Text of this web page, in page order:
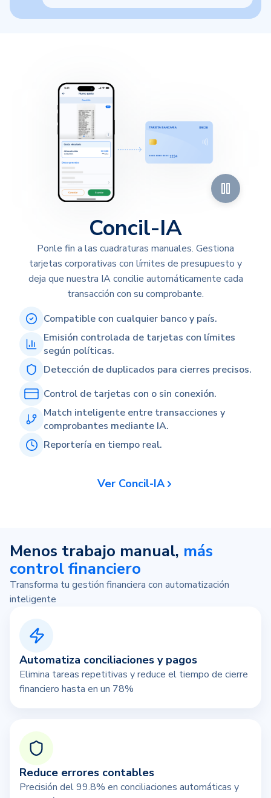
Concil-IA
Ponle fin a las cuadraturas manuales. Gestiona
tarjetas corporativas con límites de presupuesto y
deja que nuestra IA concilie automáticamente cada
transacción con su comprobante.
Compatible con cualquier banco y país.
Emisión controlada de tarjetas con límites
según políticas.
Detección de duplicados para cierres precisos.
Control de tarjetas con o sin conexión.
Match inteligente entre transacciones y
comprobantes mediante IA.
Reportería en tiempo real.
Ver Concil-IA
Menos trabajo manual, más
control financiero
Transforma tu gestión financiera con automatización
inteligente
Automatiza conciliaciones y pagos
Elimina tareas repetitivas y reduce el tiempo de cierre
financiero hasta en un 78%
Reduce errores contables
Precisión del 99.8% en conciliaciones automáticas y